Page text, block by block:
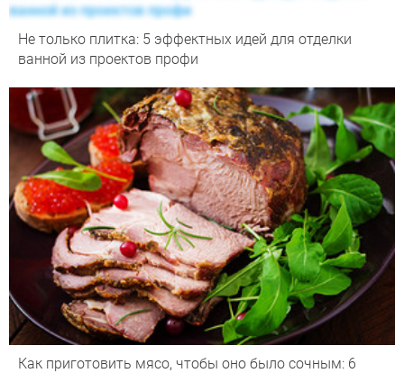
Не только плитка: 5 эффектных идей для отделки
ванной из проектов профи
Как приготовить мясо, чтобы оно было сочным: 6